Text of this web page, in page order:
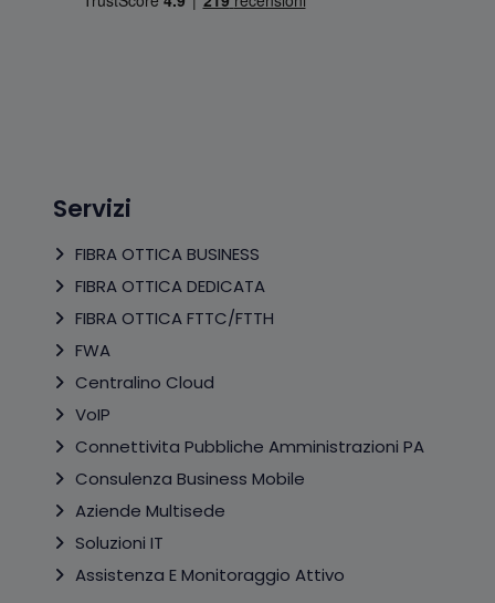
Servizi
FIBRA OTTICA BUSINESS
FIBRA OTTICA DEDICATA
FIBRA OTTICA FTTC/FTTH
FWA
Centralino Cloud
VoIP
Connettivita Pubbliche Amministrazioni PA
Consulenza Business Mobile
Aziende Multisede
Soluzioni IT
Assistenza E Monitoraggio Attivo